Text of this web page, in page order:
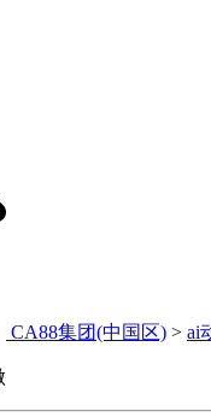
CA88集团(中国区) > ai